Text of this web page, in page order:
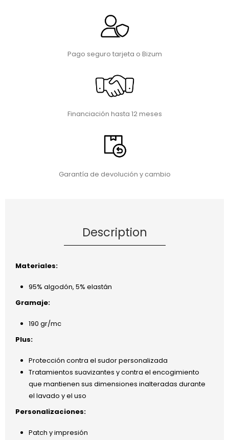
Pago seguro tarjeta o Bizum
Financiación hasta 12 meses
Garantía de devolución y cambio
Description
Materiales:
95% algodón, 5% elastán
Gramaje:
190 gr/mc
Plus:
Protección contra el sudor personalizada
Tratamientos suavizantes y contra el encogimiento
que mantienen sus dimensiones inalteradas durante
el lavado y el uso
Personalizaciones:
Patch y impresión